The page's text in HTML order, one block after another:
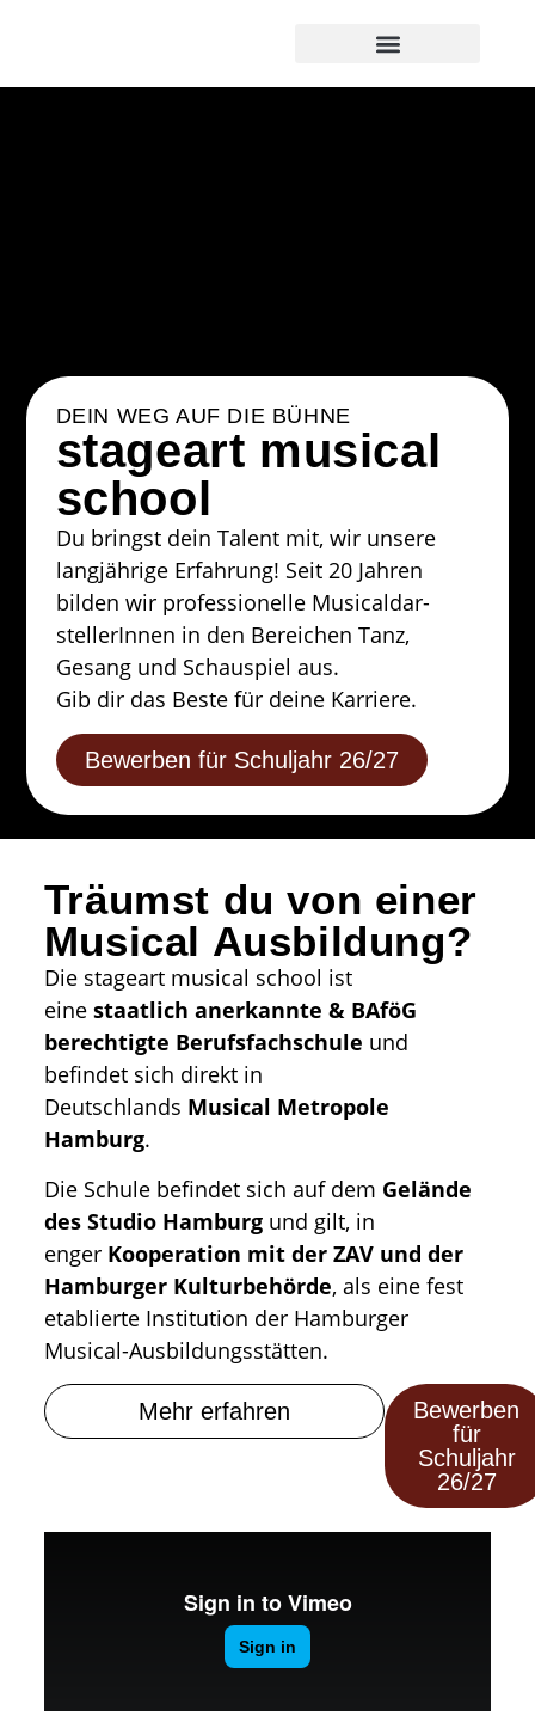
DEIN WEG AUF DIE BÜHNE
stageart musical
school
Du bringst dein Talent mit, wir unsere
langjährige Erfahrung! Seit 20 Jahren
bilden wir professionelle Musical­dar­
stellerInnen in den Bereichen Tanz,
Gesang und Schauspiel aus.
Gib dir das Beste für deine Karriere.
Bewerben für Schuljahr 26/27
Träumst du von einer
Musical Ausbildung?
Die stageart musical school ist
eine staatlich anerkannte & BAföG
berechtigte Berufsfachschule und
befindet sich direkt in
Deutschlands Musical Metropole
Hamburg.
Die Schule befindet sich auf dem Gelände
des Studio Hamburgund gilt, in
enger Kooperation mit der ZAV und der
Hamburger Kulturbehörde, als eine fest
etablierte Institution der Hamburger
Musical-Ausbildungsstätten.
Mehr erfahren
Bewerben
für
Schuljahr
26/27